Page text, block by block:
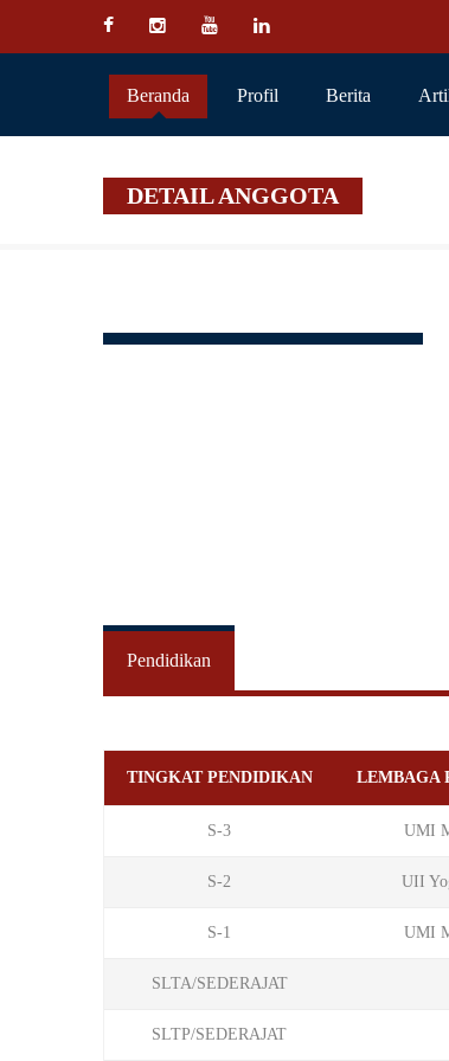
Beranda Profil Berita
DETAIL ANGGOTA
Pendidikan
TINGKAT PENDIDIKAN LEMBAGA
S-3 UMI
S-2 UII
S-1 UMI
SLTA/SEDERAJAT
SLTP/SEDERAJAT